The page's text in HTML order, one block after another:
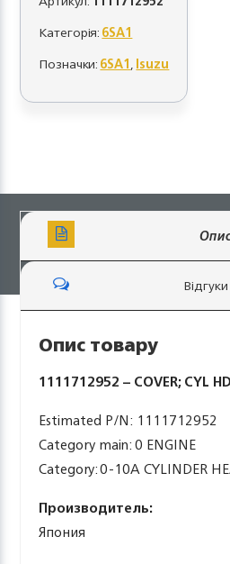
Категорія:6SA1
Позначки:6SA1,Isuzu
Опис
Опис товару
1111712952 – COVER; CYL
Estimated P/N: 1111712952
Category main: 0 ENGINE
Category: 0-10A CYLINDER
Производитель:
Япония